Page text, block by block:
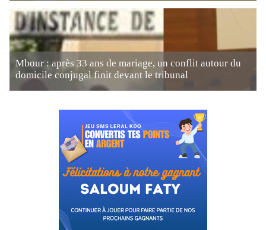
Mbour : après 33 ans de mariage, un conflit autour du
domicile conjugal finit devant le tribunal